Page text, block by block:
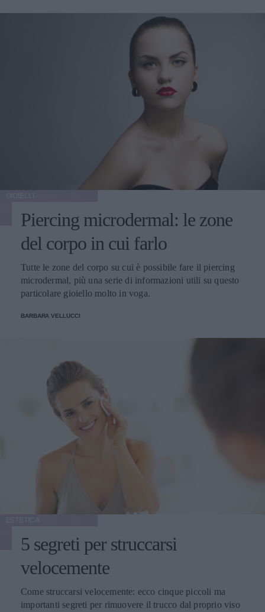
Piercing microdermal: le zone
del corpo in cui farlo
Tutte le zone del corpo su cui è possibile fare il piercing
microdermal, più una serie di informazioni utili su questo
particolare gioiello molto in voga.
BARBARA VELLUCCI
5 segreti per struccarsi
velocemente
Come struccarsi velocemente: ecco cinque piccoli ma
importanti segreti per rimuovere il trucco dal proprio viso